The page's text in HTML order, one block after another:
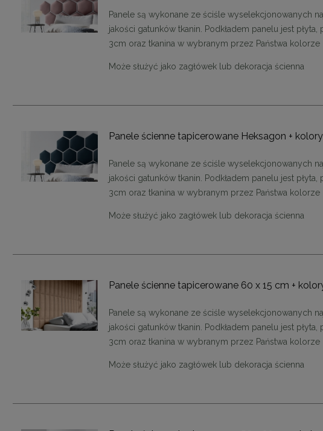
cm
Panele są wykonane ze ściśle wyselekcjonowanych
jakości gatunków tkanin. Podkładem panelu jest płyta,
3cm oraz tkanina w wybranym przez Państwa kolorze
Może służyć jako zagłówek lub dekoracja ścienna
Panele ścienne tapicerowane Heksagon + kolory
Panele są wykonane ze ściśle wyselekcjonowanych
jakości gatunków tkanin. Podkładem panelu jest płyta,
3cm oraz tkanina w wybranym przez Państwa kolorze
Może służyć jako zagłówek lub dekoracja ścienna
Panele ścienne tapicerowane 60 x 15 cm +
Panele są wykonane ze ściśle wyselekcjonowanych
jakości gatunków tkanin. Podkładem panelu jest płyta,
3cm oraz tkanina w wybranym przez Państwa kolorze
Może służyć jako zagłówek lub dekoracja ścienna